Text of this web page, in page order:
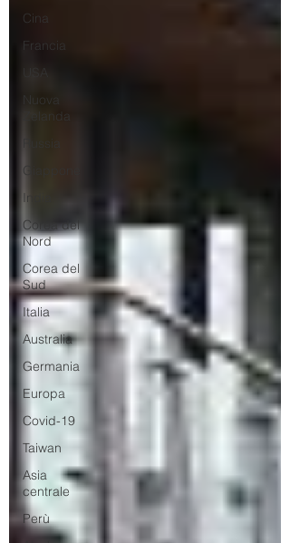
Cina
Francia
USA
Nuova
Zelanda
Giappone
India
Corea del
Nord
Corea del
Sud
Italia
Australia
Germania
Europa
Covid-19
Taiwan
Asia
centrale
Perù